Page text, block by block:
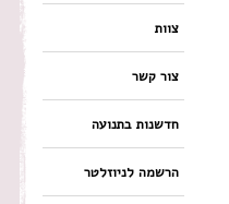
צוות
צור קשר
חדשנות בתנועה
הרשמה לניוזלטר